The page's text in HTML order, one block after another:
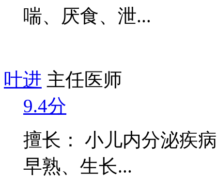
喘、厌食、泄...
叶进 主任医师
9.4分
擅长： 小儿内分泌疾
早熟、生长...